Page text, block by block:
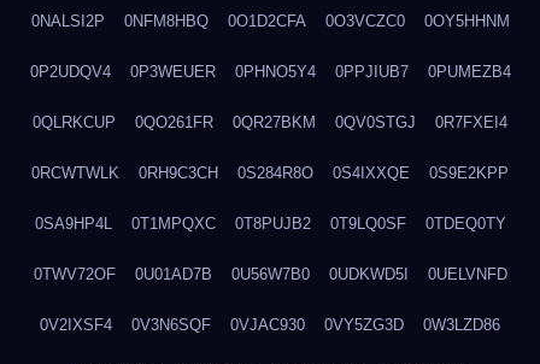
0NALSI2P 0NFM8HBQ 0O1D2CFA 0O3VCZC0 0OY5HHNM
0P2UDQV4 0P3WEUER 0PHNO5Y4 0PPJIUB7 0PUMEZB4
0QLRKCUP 0QO261FR 0QR27BKM 0QV0STGJ 0R7FXEI4
0RCWTWLK 0RH9C3CH 0S284R8O 0S4IXXQE 0S9E2KPP
0SA9HP4L 0T1MPQXC 0T8PUJB2 0T9LQ0SF 0TDEQ0TY
0TWV72OF 0U01AD7B 0U56W7B0 0UDKWD5I 0UELVNFD
0V2IXSF4 0V3N6SQF 0VJAC930 0VY5ZG3D 0W3LZD86